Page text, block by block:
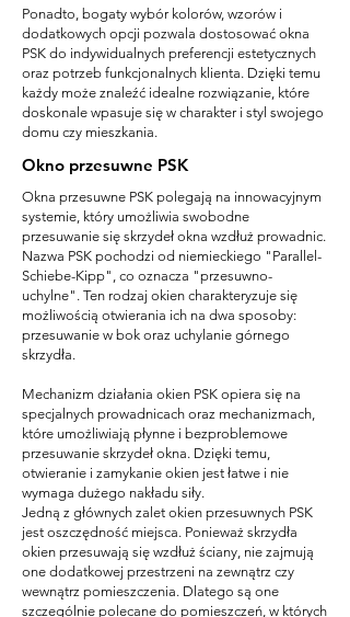
Ponadto, bogaty wybór kolorów, wzorów i
dodatkowych opcji pozwala dostosować okna
PSK do indywidualnych preferencji estetycznych
oraz potrzeb funkcjonalnych klienta. Dzięki temu
każdy może znaleźć idealne rozwiązanie, które
doskonale wpasuje się w charakter i styl swojego
domu czy mieszkania.
Okno przesuwne PSK
Okna przesuwne PSK polegają na innowacyjnym
systemie, który umożliwia swobodne
przesuwanie się skrzydeł okna wzdłuż prowadnic.
Nazwa PSK pochodzi od niemieckiego "Parallel-
Schiebe-Kipp", co oznacza "przesuwno-
uchylne". Ten rodzaj okien charakteryzuje się
możliwością otwierania ich na dwa sposoby:
przesuwanie w bok oraz uchylanie górnego
skrzydła.
Mechanizm działania okien PSK opiera się na
specjalnych prowadnicach oraz mechanizmach,
które umożliwiają płynne i bezproblemowe
przesuwanie skrzydeł okna. Dzięki temu,
otwieranie i zamykanie okien jest łatwe i nie
wymaga dużego nakładu siły.
Jedną z głównych zalet okien przesuwnych PSK
jest oszczędność miejsca. Ponieważ skrzydła
okien przesuwają się wzdłuż ściany, nie zajmują
one dodatkowej przestrzeni na zewnątrz czy
wewnątrz pomieszczenia. Dlatego są one
szczególnie polecane do pomieszczeń, w których